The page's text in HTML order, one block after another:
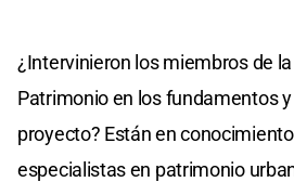
¿Intervinieron los miembros de
Patrimonio en los fundamentos
proyecto? Están en
especialistas en patrimonio